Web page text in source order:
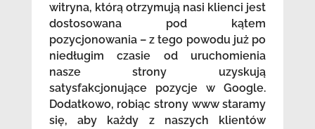
witryna, którą otrzymują nasi klienci jest
dostosowana pod kątem
pozycjonowania – z tego powodu już po
niedługim czasie od uruchomienia
nasze strony uzyskują
satysfakcjonujące pozycje w Google.
Dodatkowo, robiąc strony www staramy
się, aby każdy z naszych klientów